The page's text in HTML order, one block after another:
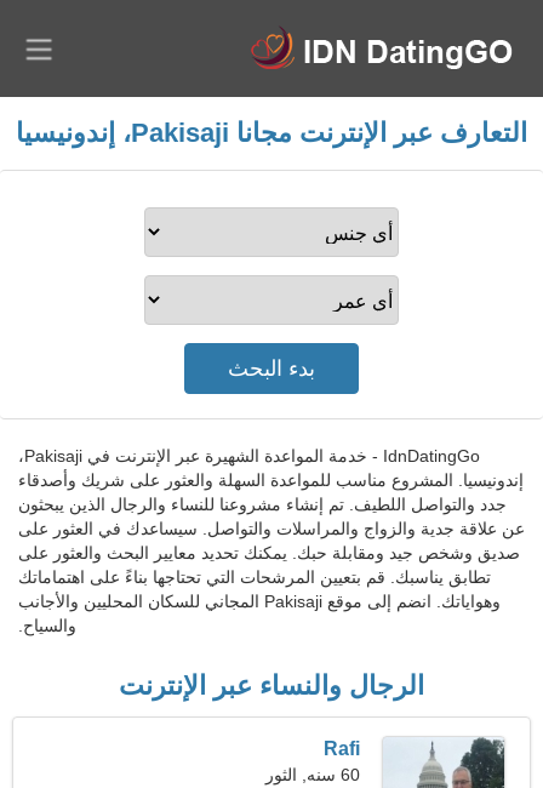
التعارف عبر الإنترنت مجانا Pakisaji، إندونيسيا
IdnDatingGo - خدمة المواعدة الشهيرة عبر الإنترنت في Pakisaji،
إندونيسيا. المشروع مناسب للمواعدة السهلة والعثور على شريك وأصدقاء
جدد والتواصل اللطيف. تم إنشاء مشروعنا للنساء والرجال الذين يبحثون
عن علاقة جدية والزواج والمراسلات والتواصل. سيساعدك في العثور على
صديق وشخص جيد ومقابلة حبك. يمكنك تحديد معايير البحث والعثور على
تطابق يناسبك. قم بتعيين المرشحات التي تحتاجها بناءً على اهتماماتك
وهواياتك. انضم إلى موقع Pakisaji المجاني للسكان المحليين والأجانب
والسياح.
الرجال والنساء عبر الإنترنت
Rafi
60 سنه, الثور